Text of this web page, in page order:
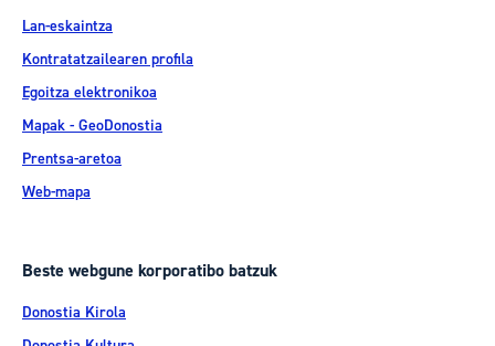
Lan-eskaintza
Kontratatzailearen profila
Egoitza elektronikoa
Mapak - GeoDonostia
Prentsa-aretoa
Web-mapa
Beste webgune korporatibo batzuk
Donostia Kirola